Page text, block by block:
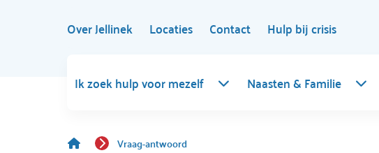
Over Jellinek Locaties Contact Hulp bij crisis
Ik zoek hulp voor mezelf Naasten & Familie
Vraag-antwoord